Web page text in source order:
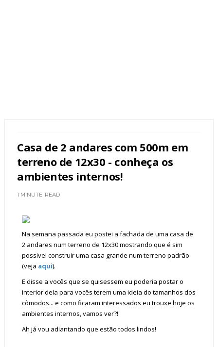
Casa de 2 andares com 500m em
terreno de 12x30 - conheça os
ambientes internos!
1 MINUTE READ
Na semana passada eu postei a fachada de uma casa de
2 andares num terreno de 12x30 mostrando que é sim
possivel construir uma casa grande num terreno padrão
(veja aqui).
E disse a vocês que se quisessem eu poderia postar o
interior dela para vocês terem uma ideia do tamanhos dos
cômodos... e como ficaram interessados eu trouxe hoje os
ambientes internos, vamos ver?!
Ah já vou adiantando que estão todos lindos!